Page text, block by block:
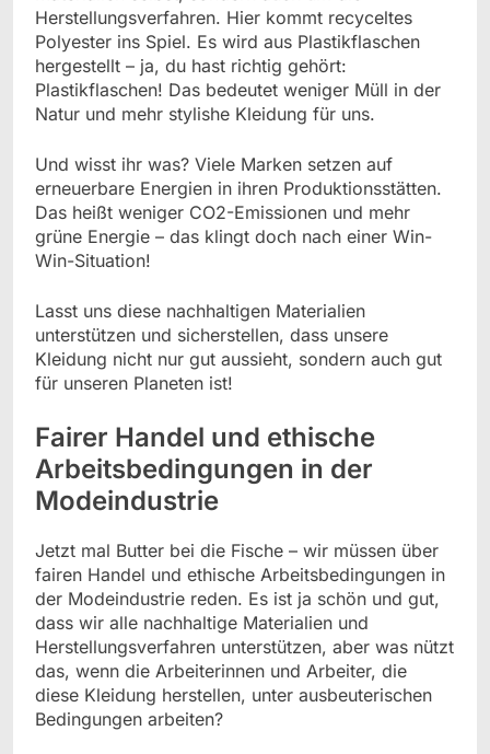
Herstellungsverfahren. Hier kommt recyceltes
Polyester ins Spiel. Es wird aus Plastikflaschen
hergestellt – ja, du hast richtig gehört:
Plastikflaschen! Das bedeutet weniger Müll in der
Natur und mehr stylishe Kleidung für uns.
Und wisst ihr was? Viele Marken setzen auf
erneuerbare Energien in ihren Produktionsstätten.
Das heißt weniger CO2-Emissionen und mehr
grüne Energie – das klingt doch nach einer Win-
Win-Situation!
Lasst uns diese nachhaltigen Materialien
unterstützen und sicherstellen, dass unsere
Kleidung nicht nur gut aussieht, sondern auch gut
für unseren Planeten ist!
Fairer Handel und ethische
Arbeitsbedingungen in der
Modeindustrie
Jetzt mal Butter bei die Fische – wir müssen über
fairen Handel und ethische Arbeitsbedingungen in
der Modeindustrie reden. Es ist ja schön und gut,
dass wir alle nachhaltige Materialien und
Herstellungsverfahren unterstützen, aber was nützt
das, wenn die Arbeiterinnen und Arbeiter, die
diese Kleidung herstellen, unter ausbeuterischen
Bedingungen arbeiten?